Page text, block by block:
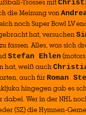
Trosses mit
die Meinung von
noch Super Bowl LV
hat, versuchen
fassen. Alles, was sich
Stefan Ehlen
hat, weiß auch
auch für Roman
hingegen gab es
dabei. Wer in der NHL
(SZ) die Hymnen-